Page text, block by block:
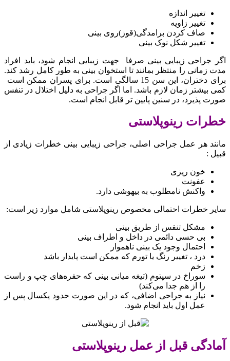
تغییر اندازه
تغییر زاویه
صاف کردن برامدگی(قوز)روی بینی
تغییر شکل نوک بینی
اگر جراحی زیبایی بینی صرفا جهت زیبایی انجام شود، باید افراد
مدت زمانی را منتظر بمانند تا استخوان بینی به طور کامل رشد کند.
برای دختران، این سن 15 سالگی است. برای پسران ممکن است
کمی بیشتر زمان لازم باشد. اما اگر جراحی به دلیل اختلال در تنفس
صورت پذیرد، در سنین پایین تر قابل انجام است.
خطرات رینوپلاستی
مانند هر عمل جراحی اصلی، جراحی زیبایی بینی خطرات زیادی از
قبیل :
خون ریزی
عفونت
واکنش نامطلوب به بیهوشی دارد.
سایر خطرات احتمالی مخصوص رینوپلاستی شامل موارد زیر است:
مشکل تنفس از طریق بینی
بی حسی دائمی در داخل و اطراف بینی
احتمال وجود یک بینی ناهموار
درد ، تغییر رنگ یا تورم که ممکن است پایدار باشد
زخم
سوراخ در سپتوم (تیغه میانی بینی که حفره‌های چپ و راست
را از هم جدا می‌کند)
نیاز به جراحی اضافی، که در این صورت حدود یکسال پس از
عمل اول باید انجام شود.
آمادگی قبل از عمل رینوپلاستی